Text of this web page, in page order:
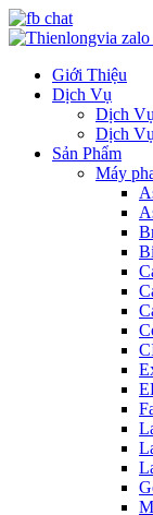
Giới Thiệu
Dịch Vụ
Dịch
Dịch
Sản Phẩm
Máy